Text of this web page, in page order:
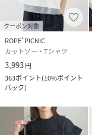
クーポン対象
ROPE' PICNIC
カットソー・Tシャツ
3,993円
363ポイント(10%ポイント
バック)